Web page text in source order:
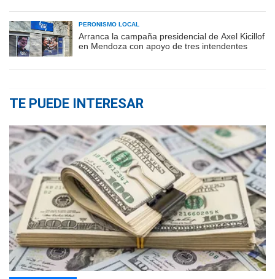
PERONISMO LOCAL
Arranca la campaña presidencial de Axel Kicillof
en Mendoza con apoyo de tres intendentes
TE PUEDE INTERESAR